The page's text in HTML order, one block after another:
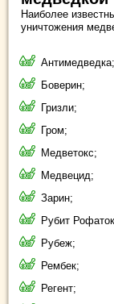
Наиболее
уничтожения
Антимедведка;
Боверин;
Гризли;
Гром;
Медветокс;
Медвецид;
Зарин;
Рубит
Рубеж;
Рембек;
Регент;